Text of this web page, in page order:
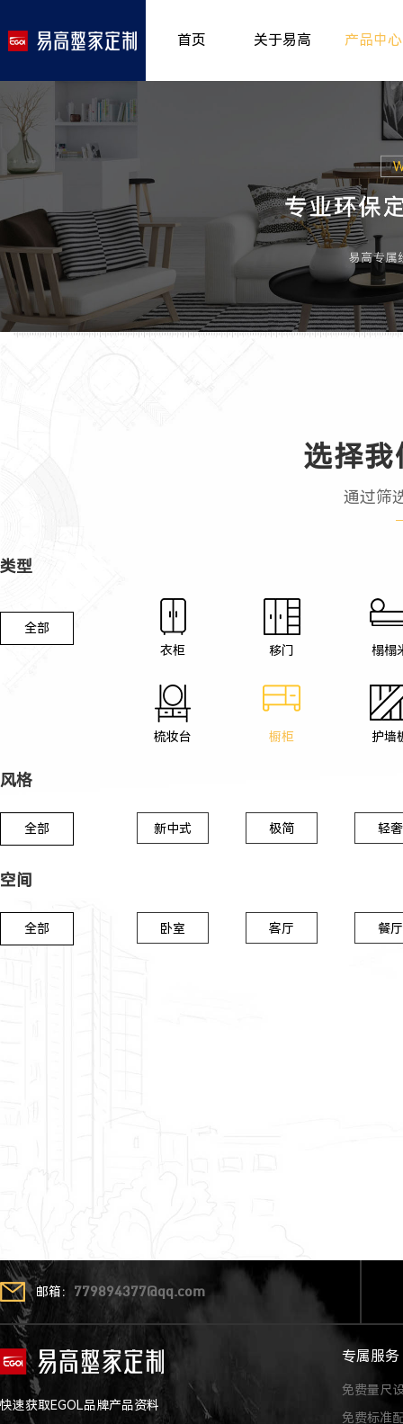
首页 关于易高
>
专卖形象 >
产品中心
室内非
儿童房
厨房空
餐厅空
客厅空
卧室空
木门系
选择
通过筛
类型
全部
衣柜
移门 榻榻
梳妆台 橱柜 护墙
风格
全部 新中式 极简 轻奢
空间
全部 卧室 客厅 餐厅
邮箱： 779894377@qq.com
快速获取EGOL品牌产品资料
专属服务
免费量尺
免费标准